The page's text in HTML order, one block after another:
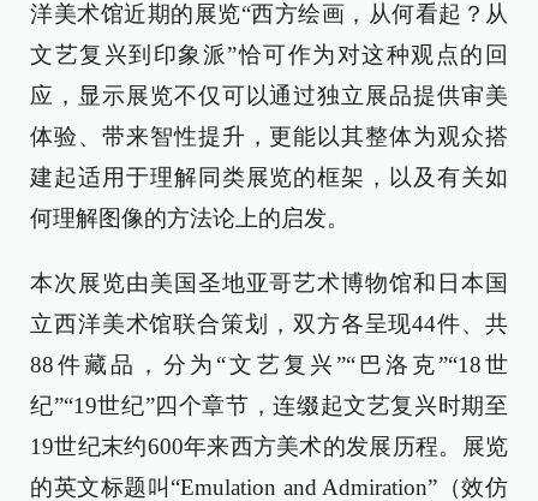
洋美术馆近期的展览“西方绘画，从何看起？从
文艺复兴到印象派”恰可作为对这种观点的回
应，显示展览不仅可以通过独立展品提供审美
体验、带来智性提升，更能以其整体为观众搭
建起适用于理解同类展览的框架，以及有关如
何理解图像的方法论上的启发。
本次展览由美国圣地亚哥艺术博物馆和日本国
立西洋美术馆联合策划，双方各呈现44件、共
88件藏品，分为“文艺复兴”“巴洛克”“18世
纪”“19世纪”四个章节，连缀起文艺复兴时期至
19世纪末约600年来西方美术的发展历程。展览
的英文标题叫“Emulation and Admiration”（效仿